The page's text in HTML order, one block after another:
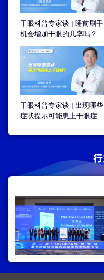
干眼科普专家谈 | 睡前刷手
机会增加干眼的几率吗？
干眼科普专家谈 | 出现哪些
症状提示可能患上干眼症